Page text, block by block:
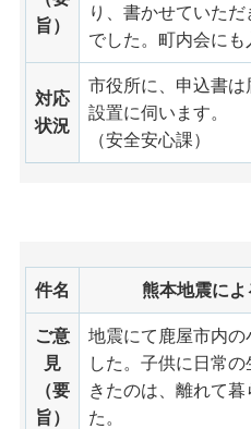
旨）
り、書かせていた
でした。町内会に
対応
状況
市役所に、申込書
設置に伺います。
（安全安心課）
件名 熊本地震に
ご意
見
（要
旨）
地震にて鹿屋市内
した。子供に日常
きたのは、離れて
た。